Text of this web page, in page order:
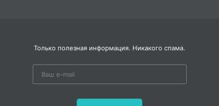
планировать, контролировать и
- развивать умение анализировать,
Только полезная информация. Никакого спама.